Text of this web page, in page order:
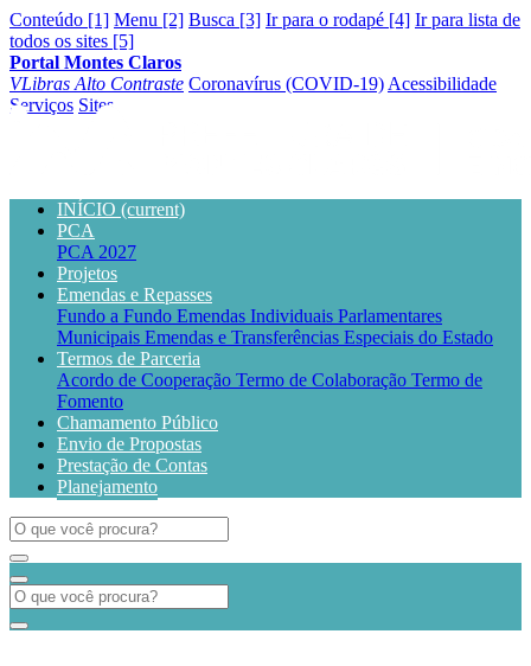
Conteúdo [1] Menu [2] Busca [3] Ir para o rodapé [4] Ir para lista de
todos os sites [5]
Portal Montes Claros
VLibras Alto Contraste Coronavírus (COVID-19) Acessibilidade
Serviços Sites
INÍCIO (current)
PCA
PCA 2027
Projetos
Emendas e Repasses
Fundo a Fundo Emendas Individuais Parlamentares
Municipais Emendas e Transferências Especiais do Estado
Termos de Parceria
Acordo de Cooperação Termo de Colaboração Termo de
Fomento
Chamamento Público
Envio de Propostas
Prestação de Contas
Planejamento